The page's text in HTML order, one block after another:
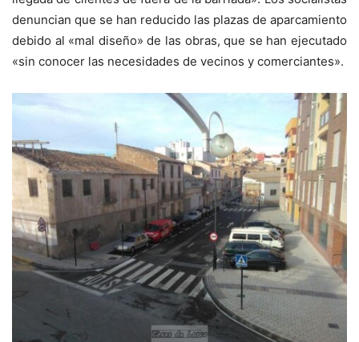
denuncian que se han reducido las plazas de aparcamiento
debido al «mal diseño» de las obras, que se han ejecutado
«sin conocer las necesidades de vecinos y comerciantes».